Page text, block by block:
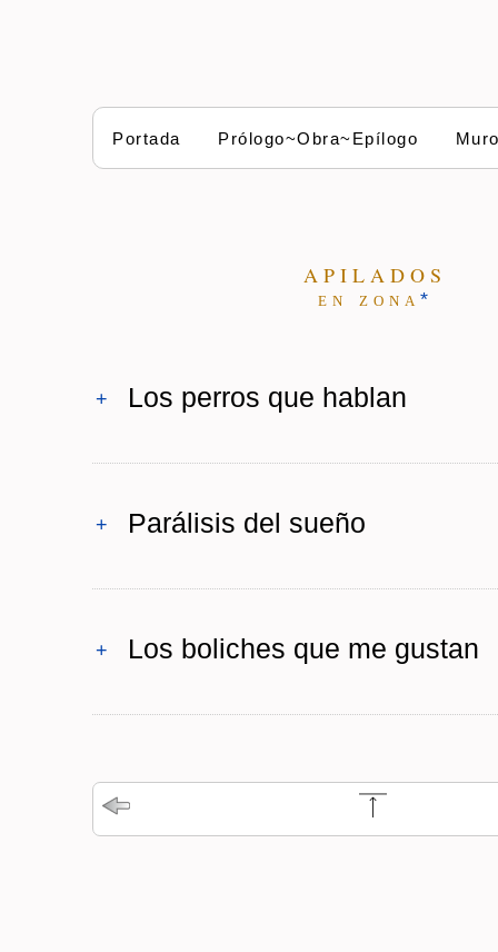
Portada Prólogo~Obra~Epílogo
A P I L A D O S
e n z o n a *
+ Los perros que hablan
+ Parálisis del sueño
+ Los boliches que me gustan